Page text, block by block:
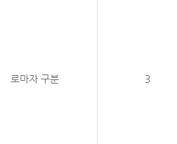
로마자 구분 3